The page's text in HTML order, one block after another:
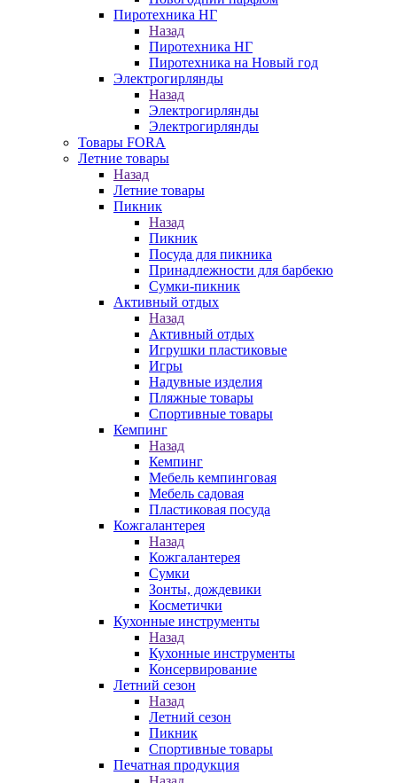
Пиротехника НГ
Назад
Пиротехника НГ
Пиротехника на Новый год
Электрогирлянды
Назад
Электрогирлянды
Электрогирлянды
Товары FORA
Летние товары
Назад
Летние товары
Пикник
Назад
Пикник
Посуда для пикника
Принадлежности для барбекю
Сумки-пикник
Активный отдых
Назад
Активный отдых
Игрушки пластиковые
Игры
Надувные изделия
Пляжные товары
Спортивные товары
Кемпинг
Назад
Кемпинг
Мебель кемпинговая
Мебель садовая
Пластиковая посуда
Кожгалантерея
Назад
Кожгалантерея
Сумки
Зонты, дождевики
Косметички
Кухонные инструменты
Назад
Кухонные инструменты
Консервирование
Летний сезон
Назад
Летний сезон
Пикник
Спортивные товары
Печатная продукция